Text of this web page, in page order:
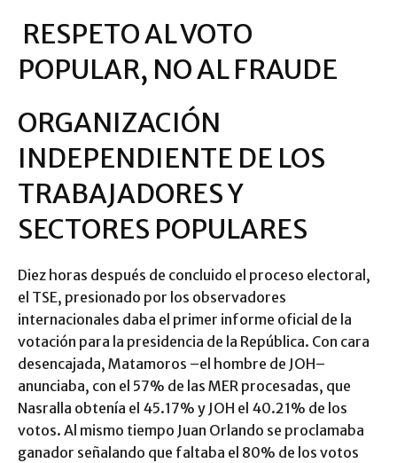
RESPETO AL VOTO
POPULAR, NO AL FRAUDE
ORGANIZACIÓN
INDEPENDIENTE DE LOS
TRABAJADORES Y
SECTORES POPULARES
Diez horas después de concluido el proceso electoral,
el TSE, presionado por los observadores
internacionales daba el primer informe oficial de la
votación para la presidencia de la República. Con cara
desencajada, Matamoros –el hombre de JOH–
anunciaba, con el 57% de las MER procesadas, que
Nasralla obtenía el 45.17% y JOH el 40.21% de los
votos. Al mismo tiempo Juan Orlando se proclamaba
ganador señalando que faltaba el 80% de los votos